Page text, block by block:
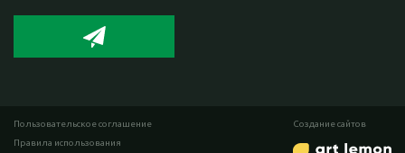
Пользовательское соглашение
Правила использования
Cоздание сайтов